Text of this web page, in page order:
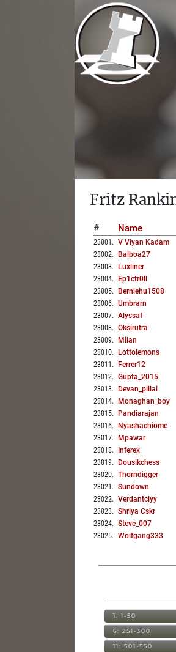
Fritz
# Name
23001 . V Viyan Kadam
23002. Balboa27
23003. Luxliner
23004. Ep1ctr0ll
23005. Berniehu1508
23006. Umbrarn
23007. Alyssaf
23008. Oksirutra
23009. Milan
23010. Lottolemons
23011 . Ferrer12
23012. Gupta_2015
23013. Devan_pillai
23014. Monaghan_boy
23015. Pandiarajan
23016. Nyashachiome
23017. Mpawar
23018. Inferex
23019. Dousikchess
23020. Thorndigger
23021 . Sundown
23022. Verdantclyy
23023. Shriya Cskr
23024. Steve_007
23025. Wolfgang333
1: 1-50
6: 251-300
11: 501-550